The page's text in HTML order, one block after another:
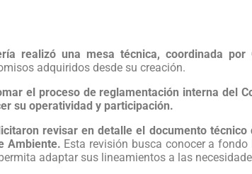
realizó una mesa técnica, coordinada
adquiridos desde su creación.
el proceso de reglamentación interna del
su operatividad y participación.
revisar en detalle el documento
Ambiente. Esta revisión busca conocer a
adaptar sus lineamientos a las